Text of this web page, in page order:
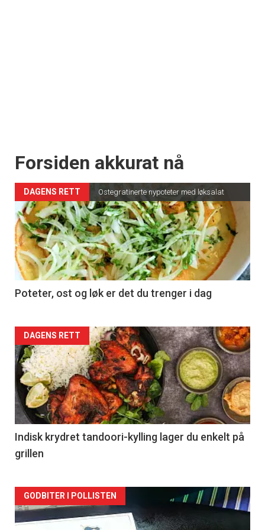
Forsiden akkurat nå
DAGENS RETT Ostegratinerte nypoteter med løksalat
Poteter, ost og løk er det du trenger i dag
Forsiden
akkurat
nå
-
2
DAGENS RETT
Indisk krydret tandoori-kylling lager du enkelt på
grillen
Forsiden
akkurat
GODBITER I POLLISTEN